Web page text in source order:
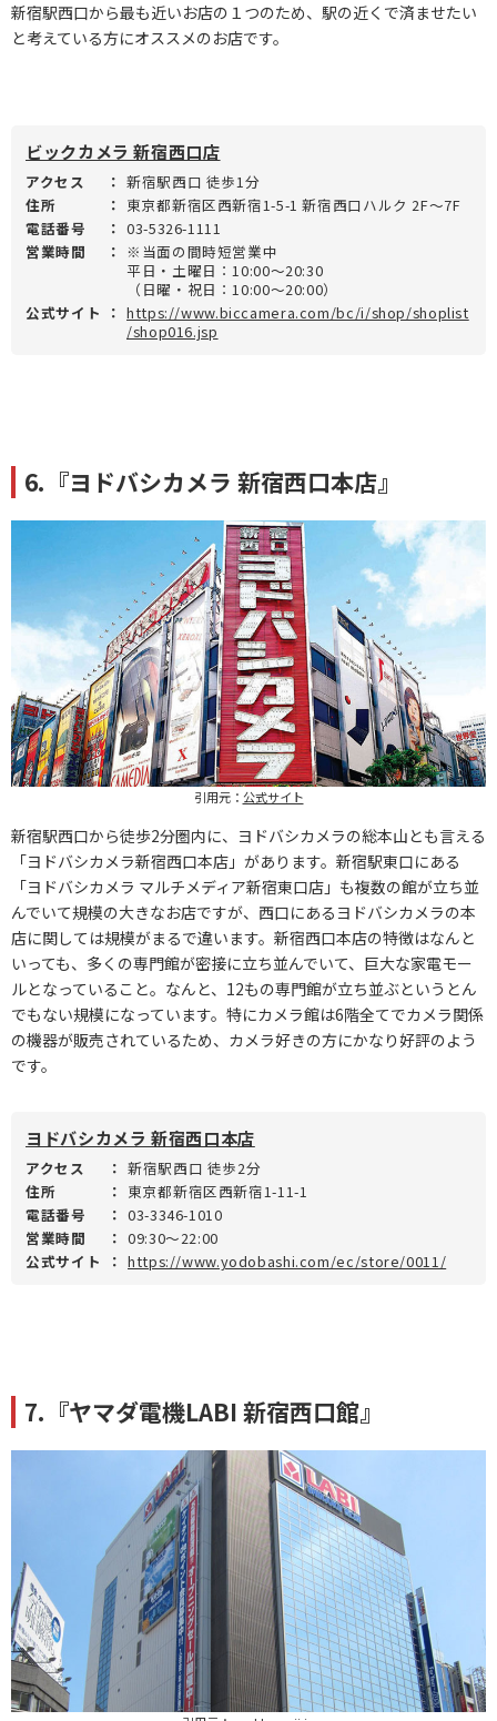
新宿駅西口から最も近いお店の１つのため、駅の近くで済ませたい
と考えている方にオススメのお店です。
ビックカメラ 新宿西口店
アクセス ： 新宿駅西口 徒歩1分
住所
： 東京都新宿区西新宿1-5-1 新宿西口ハルク 2F～7F
電話番号
： 03-5326-1111
営業時間
： ※当面の間時短営業中
平日・土曜日：10:00～20:30
（日曜・祝日：10:00～20:00）
公式サイト
： https://www.biccamera.com/bc/i/shop/shoplist
/shop016.jsp
6.『ヨドバシカメラ 新宿西口本店』
引用元： 公式サイト
新宿駅西口から徒歩2分圏内に、ヨドバシカメラの総本山とも言える
「ヨドバシカメラ新宿西口本店」があります。新宿駅東口にある
「ヨドバシカメラ マルチメディア新宿東口店」も複数の館が立ち並
んでいて規模の大きなお店ですが、西口にあるヨドバシカメラの本
店に関しては規模がまるで違います。新宿西口本店の特徴はなんと
いっても、多くの専門館が密接に立ち並んでいて、巨大な家電モー
ルとなっていること。なんと、12もの専門館が立ち並ぶというとん
でもない規模になっています。特にカメラ館は6階全てでカメラ関係
の機器が販売されているため、カメラ好きの方にかなり好評のよう
です。
ヨドバシカメラ 新宿西口本店
アクセス ： 新宿駅西口 徒歩2分
住所
： 東京都新宿区西新宿1-11-1
電話番号
： 03-3346-1010
営業時間
： 09:30～22:00
公式サイト
： https://www.yodobashi.com/ec/store/0011/
7.『ヤマダ電機LABI 新宿西口館』